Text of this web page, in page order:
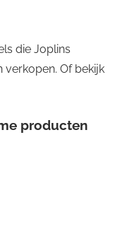
die Joplins
Of bekijk
producten